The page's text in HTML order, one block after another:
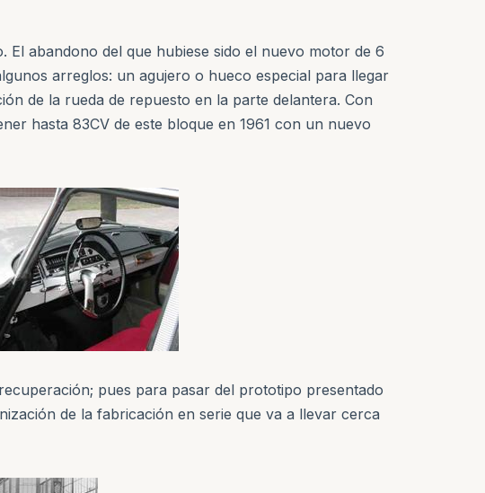
abandono del que hubiese sido el nuevo motor de 6
arreglos: un agujero o hueco especial para llegar
de la rueda de repuesto en la parte delantera. Con
hasta 83CV de este bloque en 1961 con un nuevo
pues para pasar del prototipo presentado
de la fabricación en serie que va a llevar cerca